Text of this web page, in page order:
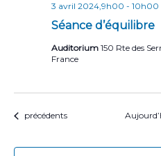
Séance d’équilibre
3 avril 2024,9h00 - 10h00
Auditorium 150 Rte des
France
Évènements
précédents